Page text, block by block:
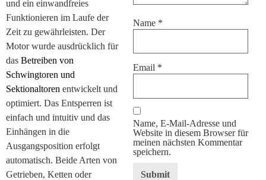
und ein einwandfreies
Funktionieren im Laufe der
Zeit zu gewährleisten. Der
Motor wurde ausdrücklich für
das Betreiben von
Schwingtoren und
Sektionaltoren entwickelt und
optimiert. Das Entsperren ist
einfach und intuitiv und das
Einhängen in die
Ausgangsposition erfolgt
automatisch. Beide Arten von
Getrieben, Ketten oder
Name *
Email *
Name, E-Mail-Adresse und
Website in diesem Browser für
meinen nächsten Kommentar
speichern.